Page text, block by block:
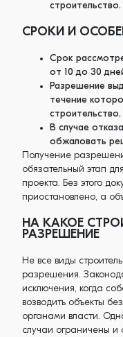
строительство.
СРОКИ И
Срок
от 10 до 30
Разрешение
течение
строительство.
В случае
обжаловать
Получение
обязательный этап
проекта. Без этого
приостановлено, а
НА КАКОЕ
РАЗРЕШЕНИЕ
Не все виды
разрешения.
исключения, когда
возводить объекты
органами власти.
случаи ограничены и